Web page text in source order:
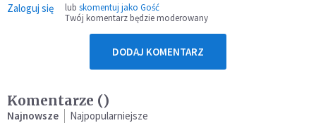
Zaloguj się lub skomentuj jako Gość
Twój komentarz będzie moderowany
DODAJ KOMENTARZ
Komentarze ()
Najnowsze Najpopularniejsze